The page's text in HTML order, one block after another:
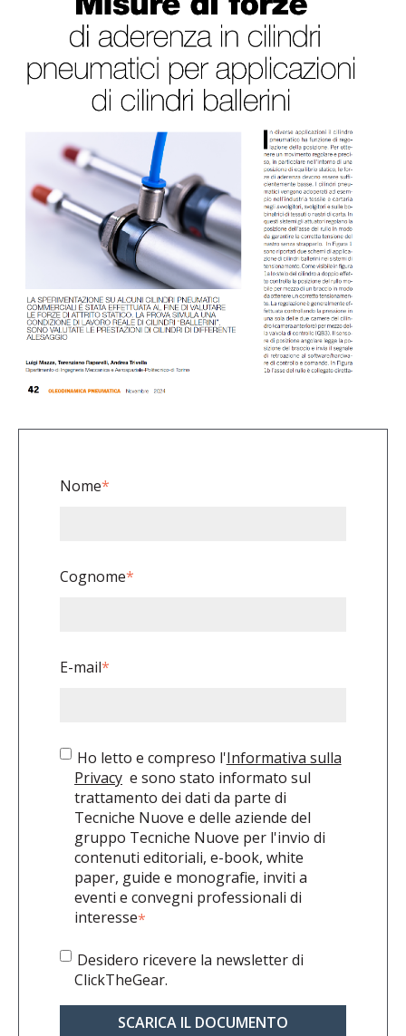
Nome*
Cognome*
E-mail*
Ho letto e compreso l'Informativa sulla
Privacy e sono stato informato sul
trattamento dei dati da parte di
Tecniche Nuove e delle aziende del
gruppo Tecniche Nuove per l'invio di
contenuti editoriali, e-book, white
paper, guide e monografie, inviti a
eventi e convegni professionali di
interesse*
Desidero ricevere la newsletter di
ClickTheGear.